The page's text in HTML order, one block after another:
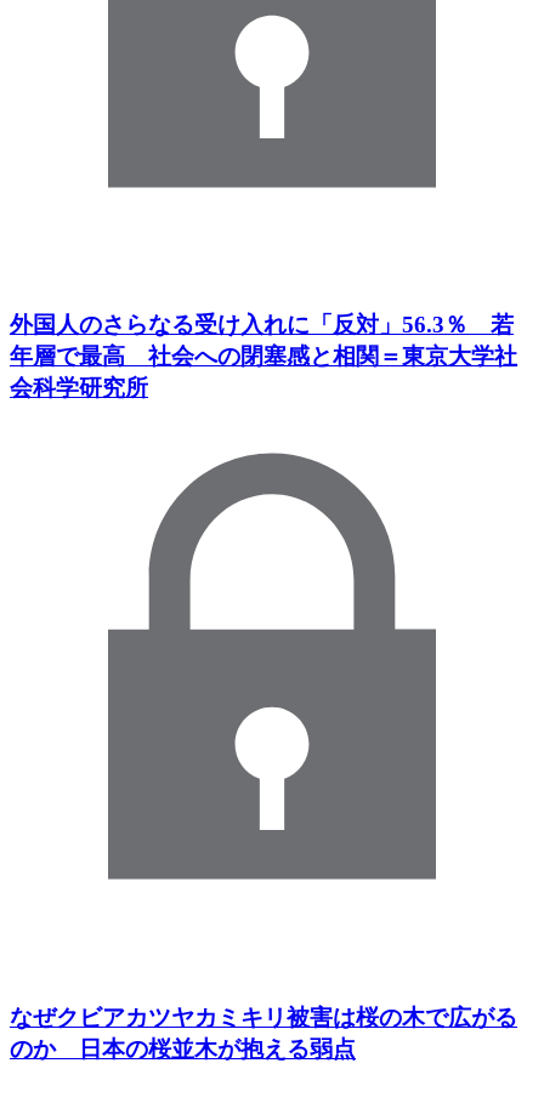
外国人のさらなる受け入れに「反対」56.3％ 若
年層で最高 社会への閉塞感と相関＝東京大学社
会科学研究所
なぜクビアカツヤカミキリ被害は桜の木で広がる
のか 日本の桜並木が抱える弱点